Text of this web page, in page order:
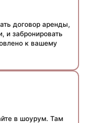
договор аренды,
и забронировать
к вашему
в шоурум. Там